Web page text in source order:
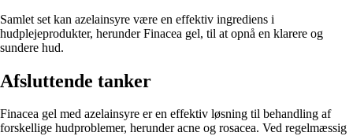
Samlet set kan azelainsyre være en effektiv ingrediens i
hudplejeprodukter, herunder Finacea gel, til at opnå en klarere og
sundere hud.
Afsluttende tanker
Finacea gel med azelainsyre er en effektiv løsning til behandling af
forskellige hudproblemer, herunder acne og rosacea. Ved regelmæssig